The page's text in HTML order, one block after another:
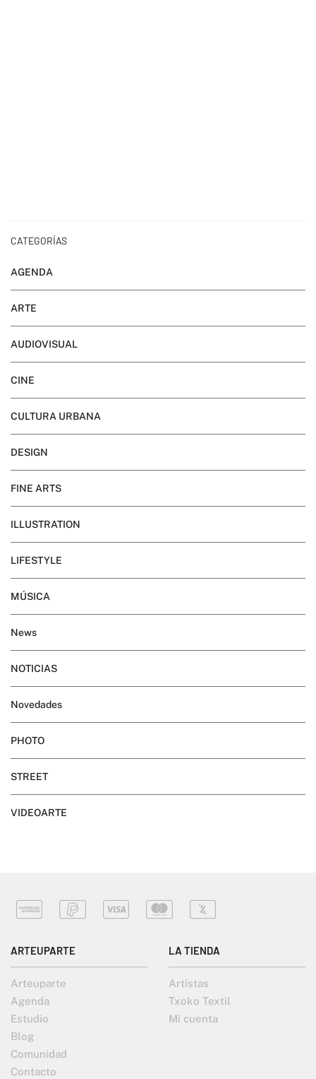
CATEGORÍAS
AGENDA
ARTE
AUDIOVISUAL
CINE
CULTURA URBANA
DESIGN
FINE ARTS
ILLUSTRATION
LIFESTYLE
MÚSICA
News
NOTICIAS
Novedades
PHOTO
STREET
VIDEOARTE
ARTEUPARTE
Arteuparte
Agenda
Estudio
Blog
Comunidad
Contacto
LA TIENDA
Artistas
Txoko Textil
Mi cuenta